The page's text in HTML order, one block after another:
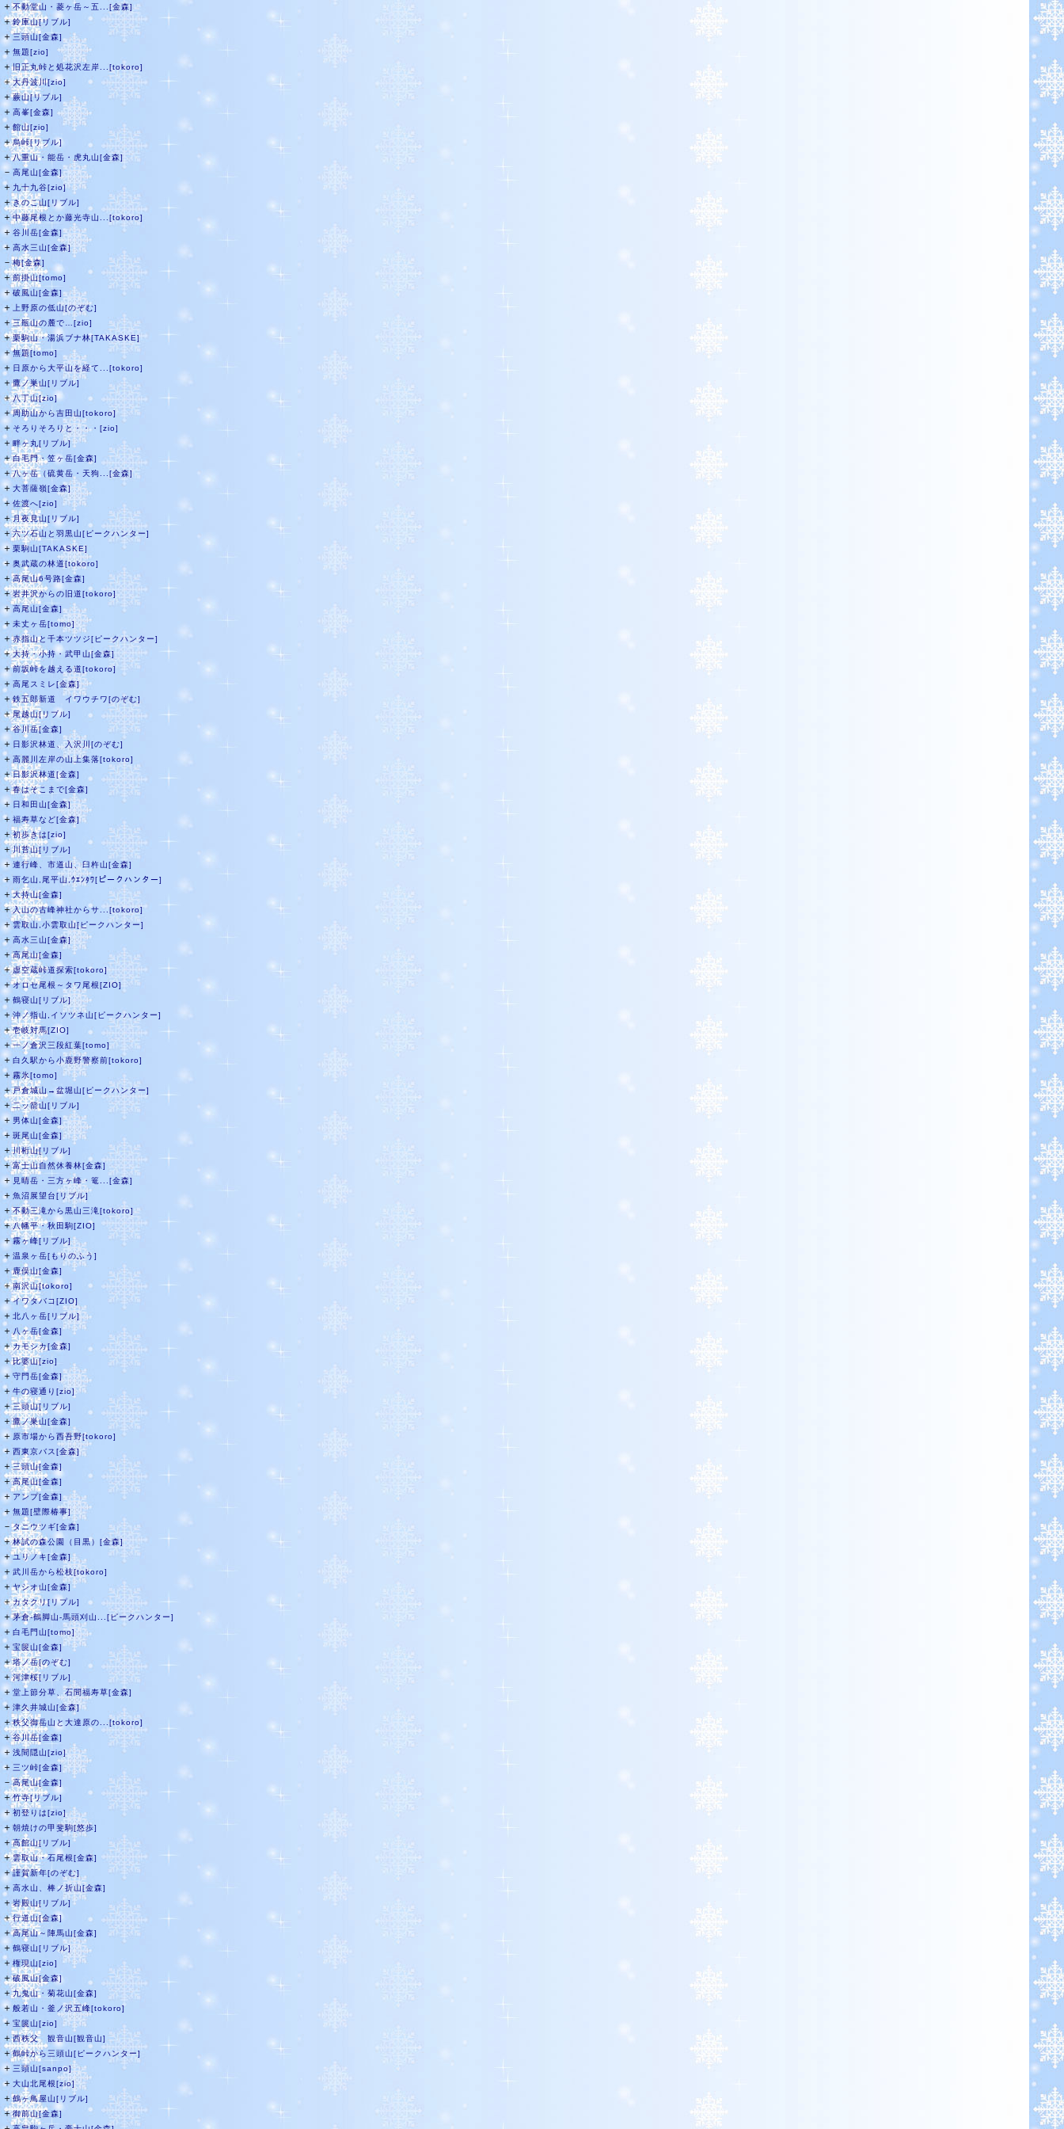
＋不動堂山・菱ヶ岳～五...[金森]
＋鈴庫山[リブル]
＋三頭山[金森]
＋ 無題[zio]
＋旧正丸峠と処花沢左岸...[tokoro]
＋大丹波川[zio]
＋蕨山[リブル]
＋ 高峯[金森]
＋ 館山[zio]
＋烏峠[リブル]
＋八重山・能岳・虎丸山[金森]
－ 高尾山[金森]
＋ 九十九谷[zio]
＋きのこ山[リブル]
＋中藤尾根とか藤光寺山...[tokoro]
＋ 谷川岳[金森]
＋ 高水三山[金森]
－梅[金森]
＋前掛山[tomo]
＋ 破風山[金森]
＋ 上野原の低山[のぞむ]
＋三瓶山の麓で…[zio]
＋栗駒山・湯浜ブナ林[TAKASKE]
＋無題[tomo]
＋ 日原から大平山を経て...[tokoro]
＋鷹ノ巣山[リブル]
＋八丁山[zio]
＋周助山から吉田山[tokoro]
＋ そろりそろりと・・・[zio]
＋ 畔ヶ丸[リブル]
＋白毛門・笠ヶ岳[金森]
＋八ヶ岳（硫黄岳・天狗...[金森]
＋ 大菩薩嶺[金森]
＋ 佐渡へ[zio]
＋月夜見山[リブル]
＋六ツ石山と羽黒山[ピークハンター]
＋ 栗駒山[TAKASKE]
＋ 奥武蔵の林道[tokoro]
＋高尾山6号路[金森]
＋岩井沢からの旧道[tokoro]
＋ 高尾山[金森]
＋ 未丈ヶ岳[tomo]
＋赤指山と千本ツツジ[ピークハンター]
＋大持・小持・武甲山[金森]
＋前坂峠を越える道[tokoro]
＋ 高尾スミレ[金森]
＋鉄五郎新道 イワウチワ[のぞむ]
＋尾越山[リブル]
＋谷川岳[金森]
＋ 日影沢林道、入沢川[のぞむ]
＋ 高麗川左岸の山上集落[tokoro]
＋日影沢林道[金森]
＋春はそこまで[金森]
＋ 日和田山[金森]
＋ 福寿草など[金森]
＋初歩きは[zio]
＋川苔山[リブル]
＋ 連行峰、市道山、臼杵山[金森]
＋ 雨乞山,尾平山,ｳｴﾝﾀﾜ[ピークハンター]
＋大持山[金森]
＋入山の古峰神社からサ...[tokoro]
＋雲取山,小雲取山[ピークハンター]
＋ 高水三山[金森]
＋高尾山[金森]
＋虚空蔵峠道探索[tokoro]
＋オロセ尾根～タワ尾根[ZIO]
＋ 鶴寝山[リブル]
＋沖ノ指山,イソツネ山[ピークハンター]
＋壱岐対馬[ZIO]
＋一ノ倉沢三段紅葉[tomo]
＋ 白久駅から小鹿野警察前[tokoro]
＋ 霧氷[tomo]
＋戸倉城山→盆堀山[ピークハンター]
＋二ッ箭山[リブル]
＋ 男体山[金森]
＋ 斑尾山[金森]
＋川桁山[リブル]
＋富士山自然休養林[金森]
＋ 見晴岳・三方ヶ峰・篭...[金森]
＋ 魚沼展望台[リブル]
＋不動三滝から黒山三滝[tokoro]
＋八幡平・秋田駒[ZIO]
＋霧ヶ峰[リブル]
＋ 温泉ヶ岳[もりのふう]
＋鹿俣山[金森]
＋南沢山[tokoro]
＋イワタバコ[ZIO]
＋ 北八ヶ岳[リブル]
＋ 八ヶ岳[金森]
＋カモシカ[金森]
＋比婆山[zio]
＋ 守門岳[金森]
＋ 牛の寝通り[zio]
＋三頭山[リブル]
＋鷹ノ巣山[金森]
＋ 原市場から西吾野[tokoro]
＋ 西東京バス[金森]
＋三頭山[金森]
＋高尾山[金森]
＋ アンプ[金森]
＋ 無題[壁際椿事]
－タニウツギ[金森]
＋林試の森公園（目黒）[金森]
＋ユリノキ[金森]
＋ 武川岳から松枝[tokoro]
＋ヤシオ山[金森]
＋カタクリ[リプル]
＋茅倉-鶴脚山-馬頭刈山...[ピークハンター]
＋ 白毛門山[tomo]
＋ 宝篋山[金森]
＋塔ノ岳[のぞむ]
＋河津桜[リブル]
＋ 堂上節分草、石間福寿草[金森]
＋ 津久井城山[金森]
＋秩父御岳山と大達原の...[tokoro]
＋谷川岳[金森]
＋ 浅間隠山[zio]
＋ 三ツ峠[金森]
－高尾山[金森]
＋竹寺[リブル]
＋ 初登りは[zio]
＋ 朝焼けの甲斐駒[悠歩]
＋高館山[リブル]
＋雲取山・石尾根[金森]
＋謹賀新年[のぞむ]
＋ 高水山、棒ノ折山[金森]
＋岩殿山[リブル]
＋行道山[金森]
＋高尾山～陣馬山[金森]
＋ 鶴寝山[リブル]
＋ 権現山[zio]
＋破風山[金森]
＋九鬼山・菊花山[金森]
＋ 般若山・釜ノ沢五峰[tokoro]
＋ 宝篋山[zio]
＋西秩父 観音山[観音山]
＋鶴峠から三頭山[ピークハンター]
＋ 三頭山[sanpo]
＋ 大山北尾根[zio]
＋鶴ヶ鳥屋山[リブル]
＋御前山[金森]